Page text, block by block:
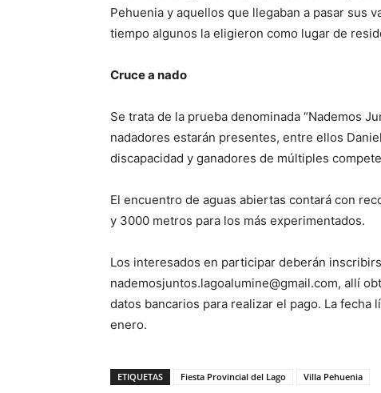
Pehuenia y aquellos que llegaban a pasar sus
tiempo algunos la eligieron como lugar de
Cruce a nado
Se trata de la prueba denominada “Nademos
nadadores estarán presentes, entre ellos
discapacidad y ganadores de múltiples
El encuentro de aguas abiertas contará con
y 3000 metros para los más experimentados.
Los interesados en participar deberán
nademosjuntos.lagoalumine@gmail.com, allí
datos bancarios para realizar el pago. La
enero.
ETIQUETAS Fiesta Provincial del Lago Villa Pehuenia